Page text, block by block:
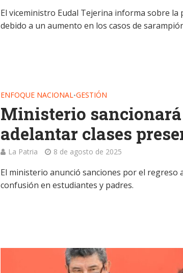
El viceministro Eudal Tejerina informa sobre la
debido a un aumento en los casos de
ENFOQUE NACIONAL•GESTIÓN
Ministerio sancionará
adelantar clases
La Patria 8 de agosto de 2025
El ministerio anunció sanciones por el regreso
confusión en estudiantes y padres.